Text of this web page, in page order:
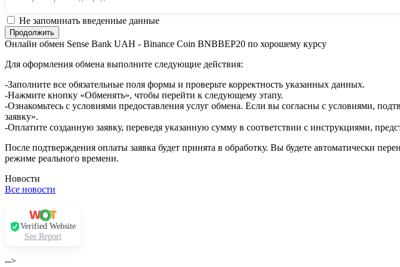
Не запоминать введенные данные
Онлайн обмен Sense Bank UAH - Binance Coin BNBBEP20 по хорошему курсу
Для оформления обмена выполните следующие действия:
-Заполните все обязательные поля формы и проверьте корректность указанных данных.
-Нажмите кнопку «Обменять», чтобы перейти к следующему этапу.
-Ознакомьтесь с условиями предоставления услуг обмена. Если вы согласны с условиями,
заявку».
-Оплатите созданную заявку, переведя указанную сумму в соответствии с инструкциями,
После подтверждения оплаты заявка будет принята в обработку. Вы будете автоматически
режиме реального времени.
Новости
Все новости
Verified Website
See Report
-->